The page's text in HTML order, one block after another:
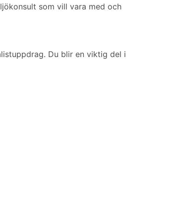
som vill vara med och
Du blir en viktig del i